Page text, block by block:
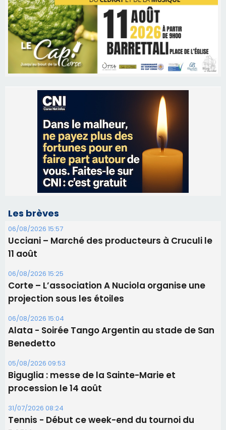
Les brèves
06/08/2026 15:57
Ucciani – Marché des producteurs à Cruculi le
06/08/2026 15:25
Corte – L’association A Nuciola organise une
06/08/2026 15:04
Alata - Soirée Tango Argentin au stade de San
Benedetto
05/08/2026 09:53
Biguglia : messe de la Sainte-Marie et
procession le 14 août
31/07/2026 08:24
Tennis - Début ce week-end du tournoi du
RCPV
31/07/2026 08:22
82ème anniversaire de la disparition du
Commandant Antoine de Saint Exupery